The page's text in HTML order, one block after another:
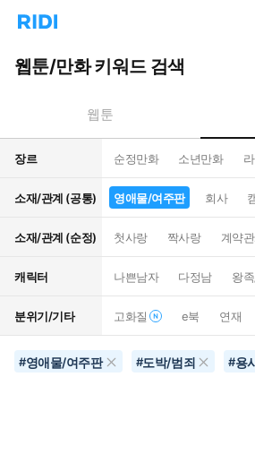
리
홈
으
턴
트
웹툰/만화 키워드 검색
웹툰
장르 순정만화 소년만화
소재/관계 (공통) 영애물/여주판 회사
소재/관계 (순정) 첫사랑 짝사랑 계약
캐릭터 나쁜남자 다정남 왕
분위기/기타 고화질 e북 연재
#영애물/여주판 #도박/범죄 #용